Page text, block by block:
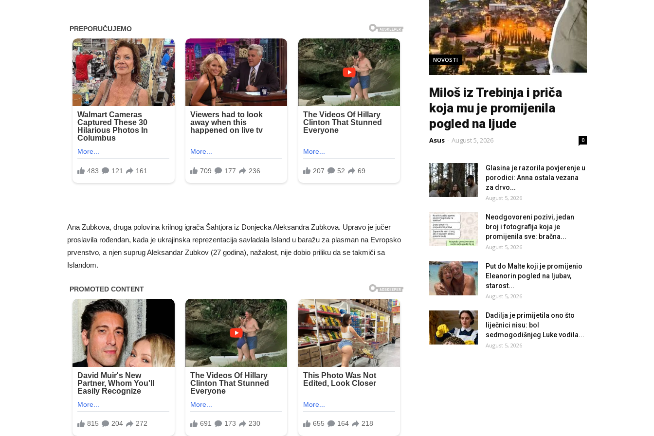
Ana Zubkova, druga polovina krilnog igrača Šahtjora iz Donjecka Aleksandra Zubkova. Upravo je jučer
proslavila rođendan, kada je ukrajinska reprezentacija savladala Island u baražu za plasman na Evropsko
prvenstvo, a njen suprug Aleksandar Zubkov (27 godina), nažalost, nije dobio priliku da se takmiči sa
Islandom.
NOVOSTI
Miloš iz Trebinja i priča
koja mu je promijenila
pogled na ljude
Asus - August 5, 2026 0
Glasina je razorila povjerenje u
porodici: Anna ostala vezana
za drvo...
August 5, 2026
Neodgovoreni pozivi, jedan
broj i fotografija koja je
promijenila sve: bračna...
August 5, 2026
Put do Malte koji je promijenio
Eleanorin pogled na ljubav,
starost...
August 5, 2026
Dadilja je primijetila ono što
liječnici nisu: bol
sedmogodišnjeg Luke vodila...
August 5, 2026